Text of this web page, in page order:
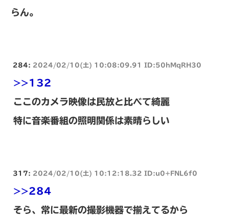
らん。
284: 2024/02/10(土) 10:08:09.91 ID:50hMqRH30
>>132
ここのカメラ映像は民放と比べて綺麗
特に音楽番組の照明関係は素晴らしい
317: 2024/02/10(土) 10:12:18.32 ID:u0+FNL6f0
>>284
そら、常に最新の撮影機器で揃えてるから